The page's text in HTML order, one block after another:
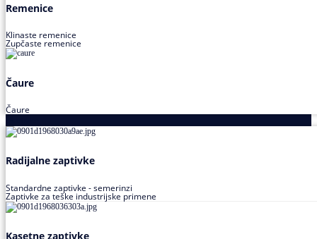
Remenice
Klinaste remenice
Zupčaste remenice
Čaure
Čaure
Radijalne zaptivke
Standardne zaptivke - semerinzi
Zaptivke za teške industrijske primene
Kasetne zaptivke